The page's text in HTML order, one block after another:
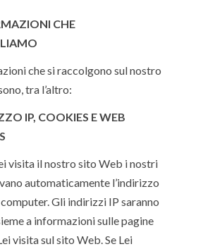
CHE
che si raccolgono sul nostro
tra l’altro:
IP, COOKIES E WEB
visita il nostro sito Web i nostri
automaticamente l’indirizzo
computer. Gli indirizzi IP saranno
a informazioni sulle pagine
visita sul sito Web. Se Lei